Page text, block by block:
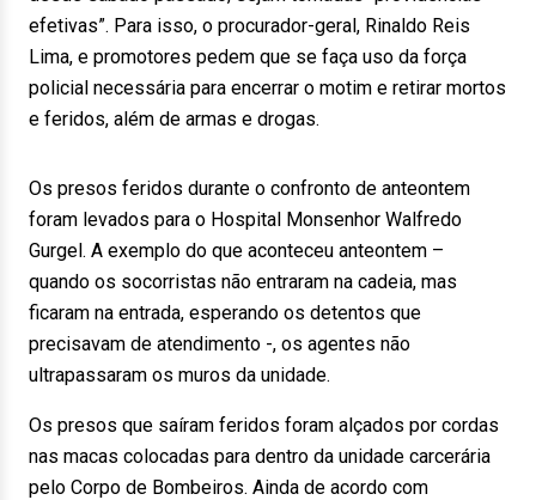
efetivas”. Para isso, o procurador-geral, Rinaldo Reis
Lima, e promotores pedem que se faça uso da força
policial necessária para encerrar o motim e retirar mortos
e feridos, além de armas e drogas.
Os presos feridos durante o confronto de anteontem
foram levados para o Hospital Monsenhor Walfredo
Gurgel. A exemplo do que aconteceu anteontem –
quando os socorristas não entraram na cadeia, mas
ficaram na entrada, esperando os detentos que
precisavam de atendimento -, os agentes não
ultrapassaram os muros da unidade.
Os presos que saíram feridos foram alçados por cordas
nas macas colocadas para dentro da unidade carcerária
pelo Corpo de Bombeiros. Ainda de acordo com